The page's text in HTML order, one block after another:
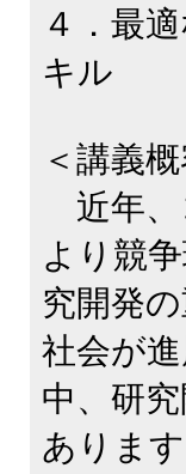
４．最
キル
＜講義概
近年、
より競
究開発
社会が
中、研
あります